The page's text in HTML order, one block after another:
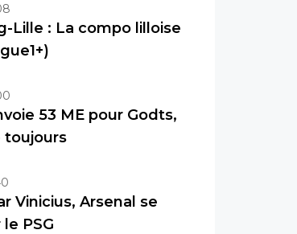
Lille : La compo lilloise
53 ME pour Godts,
toujours
Vinicius, Arsenal se
PSG